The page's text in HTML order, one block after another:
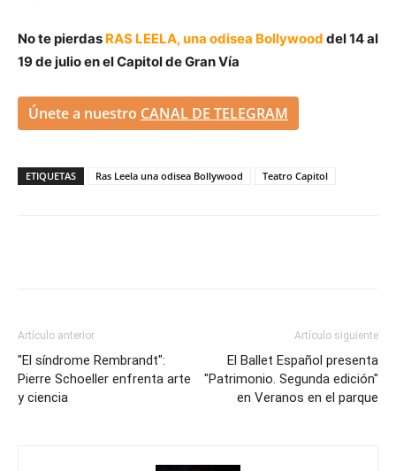
No te pierdas RAS LEELA, una odisea Bollywood del 14 al
19 de julio en el Capitol de Gran Vía
Únete a nuestro CANAL DE TELEGRAM
ETIQUETAS Ras Leela una odisea Bollywood Teatro Capitol
Artículo anterior
"El síndrome Rembrandt":
Pierre Schoeller enfrenta arte
y ciencia
Artículo siguiente
El Ballet Español presenta
"Patrimonio. Segunda edición"
en Veranos en el parque